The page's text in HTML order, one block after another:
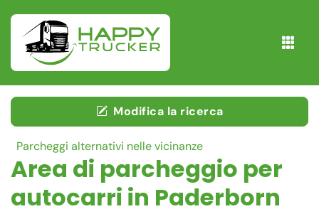
Modifica la ricerca
Parcheggi alternativi nelle vicinanze
Area di parcheggio per
autocarri in Paderborn